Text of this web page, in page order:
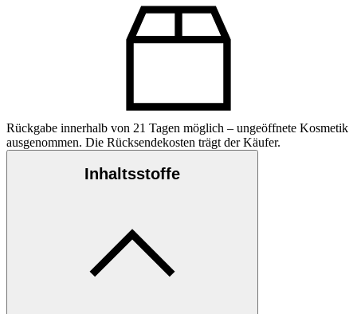
Rückgabe innerhalb von 21 Tagen möglich – ungeöffnete Kosmetik
ausgenommen. Die Rücksendekosten trägt der Käufer.
Inhaltsstoffe